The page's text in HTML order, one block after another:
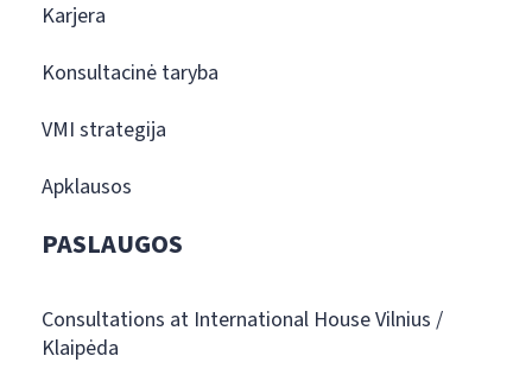
Karjera
Konsultacinė taryba
VMI strategija
Apklausos
PASLAUGOS
Consultations at International House Vilnius /
Klaipėda